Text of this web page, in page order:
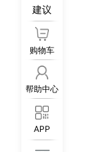
建议
购物车
帮助中心
APP